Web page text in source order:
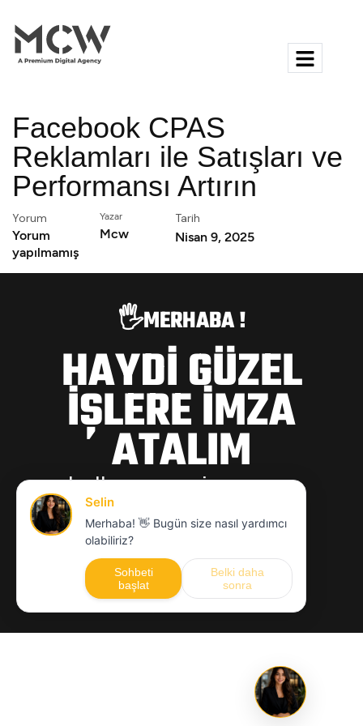
Facebook CPAS
Reklamları ile Satışları ve
Performansı Artırın
Yorum
Yorum
yapılmamış
Yazar
Mcw
Tarih
Nisan 9, 2025
🖐️MERHABA !
HAYDİ GÜZEL
İŞLERE İMZA
ATALIM
hello@mcwajans.com
© 2012-2026 MCW A PREMIUM DİJİTAL AJANS
MCWKARIYER KVKKGIZLILIK POLITIKASI